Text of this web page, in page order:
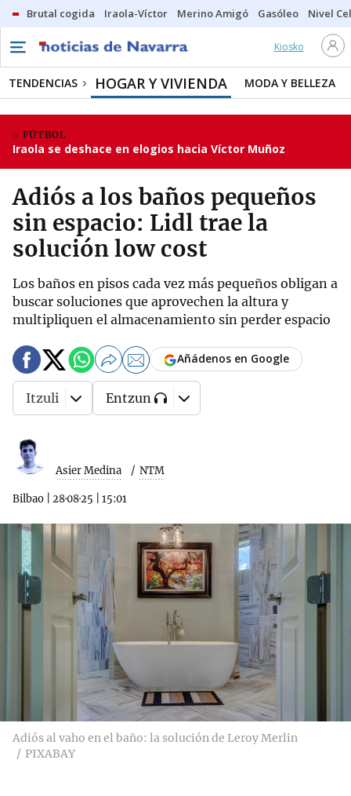
Brutal cogida Iraola-Víctor Merino Amigó Gasóleo Nivel
Kiosko
TENDENCIAS HOGAR Y VIVIENDA MODA Y BELLEZA
FÚTBOL
Iraola se deshace en elogios hacia Víctor Muñoz
Adiós a los baños pequeños
sin espacio: Lidl trae la
solución low cost
Los baños en pisos cada vez más pequeños obligan a
buscar soluciones que aprovechen la altura y
multipliquen el almacenamiento sin perder espacio
Asier Medina NTM
Bilbao 28·08·25 15:01
Añádenos en Google
Itzuli Entzun
Adiós al vaho en el baño: la solución de Leroy Merlin
PIXABAY